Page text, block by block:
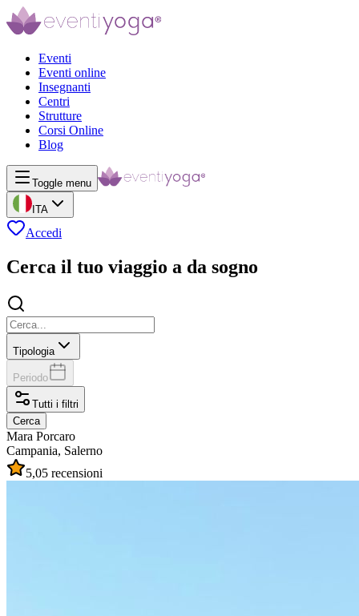
Eventi
Eventi online
Insegnanti
Centri
Strutture
Corsi Online
Blog
Toggle menu
ITA
Accedi
Cerca il tuo viaggio a da sogno
Tipologia
Periodo
Tutti i filtri
Cerca
Mara Porcaro
Campania, Salerno
5,05 recensioni